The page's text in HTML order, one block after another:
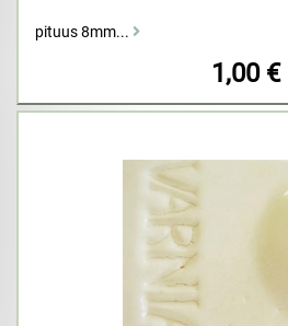
pituus 8mm...
1,00 €